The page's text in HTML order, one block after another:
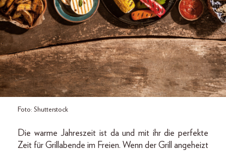
Foto: Shutterstock
Die warme Jahreszeit ist da und mit ihr die perfekte
Zeit für Grillabende im Freien. Wenn der Grill angeheizt